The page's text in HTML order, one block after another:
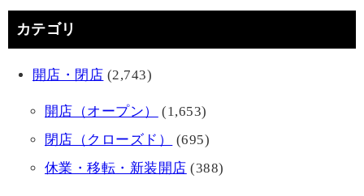
カテゴリ
開店・閉店 (2,743)
開店（オープン）
(1,653)
閉店（クローズド）
(695)
休業・移転・新装開店 (388)